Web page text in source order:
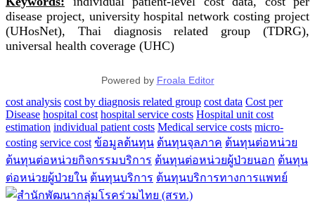
disease project, university hospital network costing project
(UHosNet), Thai diagnosis related group (TDRG),
universal health coverage (UHC)
Powered by Froala Editor
cost analysis cost by diagnosis related group cost data Cost per
Disease hospital cost hospital service costs Hospital unit cost
estimation individual patient costs Medical service costs micro-
costing service cost ข้อมูลต้นทุน ต้นทุนจุลภาค ต้นทุนต่อหน่วย
ต้นทุนต่อหน่วยกิจกรรมบริการ ต้นทุนต่อหน่วยผู้ป่วยนอก ต้นทุน
ต่อหน่วยผู้ป่วยใน ต้นทุนบริการ ต้นทุนบริการทางการแพทย์